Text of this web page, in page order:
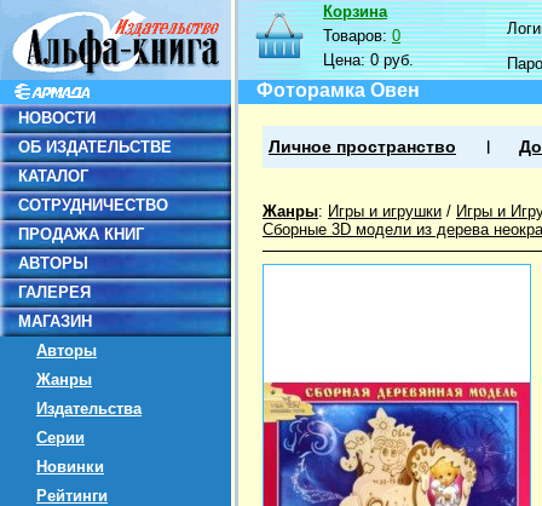
НОВОСТИ
ОБ ИЗДАТЕЛЬСТВЕ
КАТАЛОГ
СОТРУДНИЧЕСТВО
ПРОДАЖА КНИГ
АВТОРЫ
ГАЛЕРЕЯ
МАГАЗИН
Авторы
Жанры
Издательства
Серии
Новинки
Рейтинги
Корзина
Товаров:0
Цена:0 руб.
Фоторамка Овен
Личное пространство
Жанры: Игры и игрушки / Игры и
Сборные 3D модели из дерева